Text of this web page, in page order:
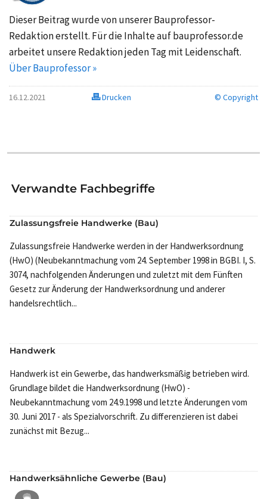
Dieser Beitrag wurde von unserer Bauprofessor-
Redaktion erstellt. Für die Inhalte auf bauprofessor.de
arbeitet unsere Redaktion jeden Tag mit Leidenschaft.
Über Bauprofessor »
16.12.2021 Drucken © Copyright
Verwandte Fachbegriffe
Zulassungsfreie Handwerke (Bau)
Zulassungsfreie Handwerke werden in der Handwerksordnung
(HwO) (Neubekanntmachung vom 24. September 1998 in BGBI. I, S.
3074, nachfolgenden Änderungen und zuletzt mit dem Fünften
Gesetz zur Änderung der Handwerksordnung und anderer
handelsrechtlich...
Handwerk
Handwerk ist ein Gewerbe, das handwerksmäßig betrieben wird.
Grundlage bildet die Handwerksordnung (HwO) -
Neubekanntmachung vom 24.9.1998 und letzte Änderungen vom
30. Juni 2017 - als Spezialvorschrift. Zu differenzieren ist dabei
zunächst mit Bezug...
Handwerksähnliche Gewerbe (Bau)